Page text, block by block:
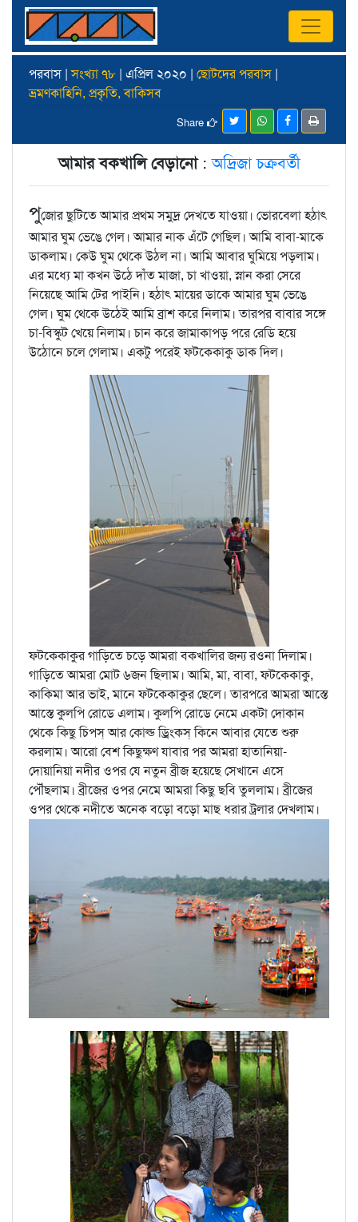
পরবাস |সংখ্যা ৭৮ | এপ্রিল ২০২০ | ছোটদের পরবাস |
ভ্রমণকাহিনি, প্রকৃতি, বাকিসব
Share
আমার বকখালি বেড়ানো:অদ্রিজা চক্রবর্তী
পুজোর ছুটিতে আমার প্রথম সমুদ্র দেখতে যাওয়া। ভোরবেলা হঠাৎ
আমার ঘুম ভেঙে গেল। আমার নাক এঁটে গেছিল। আমি বাবা-মাকে
ডাকলাম। কেউ ঘুম থেকে উঠল না। আমি আবার ঘুমিয়ে পড়লাম।
এর মধ্যে মা কখন উঠে দাঁত মাজা, চা খাওয়া, স্নান করা সেরে
নিয়েছে আমি টের পাইনি। হঠাৎ মায়ের ডাকে আমার ঘুম ভেঙে
গেল। ঘুম থেকে উঠেই আমি ব্রাশ করে নিলাম। তারপর বাবার সঙ্গে
চা-বিস্কুট খেয়ে নিলাম। চান করে জামাকাপড় পরে রেডি হয়ে
উঠোনে চলে গেলাম। একটু পরেই ফটকেকাকু ডাক দিল।
ফটকেকাকুর গাড়িতে চড়ে আমরা বকখালির জন্য রওনা দিলাম।
গাড়িতে আমরা মোট ৬জন ছিলাম। আমি, মা, বাবা, ফটকেকাকু,
কাকিমা আর ভাই, মানে ফটকেকাকুর ছেলে। তারপরে আমরা আস্তে
আস্তে কুলপি রোডে এলাম। কুলপি রোডে নেমে একটা দোকান
থেকে কিছু চিপস্‌ আর কোল্ড ড্রিংকস্‌ কিনে আবার যেতে শুরু
করলাম। আরো বেশ কিছুক্ষণ যাবার পর আমরা হাতানিয়া-
দোয়ানিয়া নদীর ওপর যে নতুন ব্রীজ হয়েছে সেখানে এসে
পৌঁছলাম। ব্রীজের ওপর নেমে আমরা কিছু ছবি তুললাম। ব্রীজের
ওপর থেকে নদীতে অনেক বড়ো বড়ো মাছ ধরার ট্রলার দেখলাম।